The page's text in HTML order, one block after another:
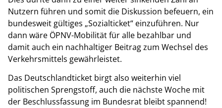
Nutzern führen und somit die Diskussion befeuern, ein
bundesweit gültiges „Sozialticket“ einzuführen. Nur
dann wäre ÖPNV-Mobilität für alle bezahlbar und
damit auch ein nachhaltiger Beitrag zum Wechsel des
Verkehrsmittels gewährleistet.
Das Deutschlandticket birgt also weiterhin viel
politischen Sprengstoff, auch die nächste Woche mit
der Beschlussfassung im Bundesrat bleibt spannend!